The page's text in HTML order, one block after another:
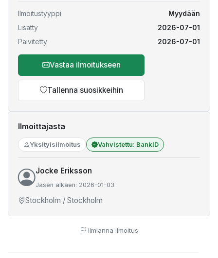
Ilmoitustyyppi
Myydään
Lisätty
2026-07-01
Päivitetty
2026-07-01
Vastaa ilmoitukseen
Tallenna suosikkeihin
Ilmoittajasta
Yksityisilmoitus Vahvistettu: BankID
Jocke Eriksson
Jäsen alkaen: 2026-01-03
Stockholm / Stockholm
Ilmianna ilmoitus